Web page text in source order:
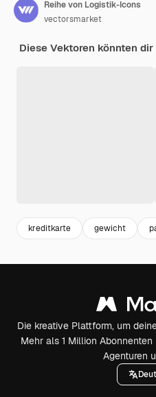
Reihe von Logistik-Icons
vectorsmarket
Diese Vektoren könnten
kreditkarte gewicht
Die kreative Plattform, um
Mehr als 1 Million
Agenturen